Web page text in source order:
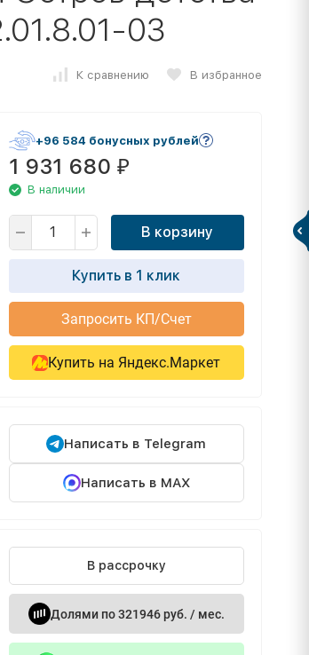
03
К сравнению В избранное
+96 584 бонусных рублей
1 931 680 ₽
В наличии
В корзину
Купить в 1 клик
Запросить КП/Счет
Купить на Яндекс.Маркет
Написать в Telegram
Написать в MAX
В рассрочку
Долями по 321946 руб. / мес.